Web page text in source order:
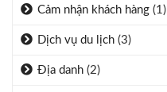
Cảm nhận khách hàng (1)
Dịch vụ du lịch (3)
Địa danh (2)